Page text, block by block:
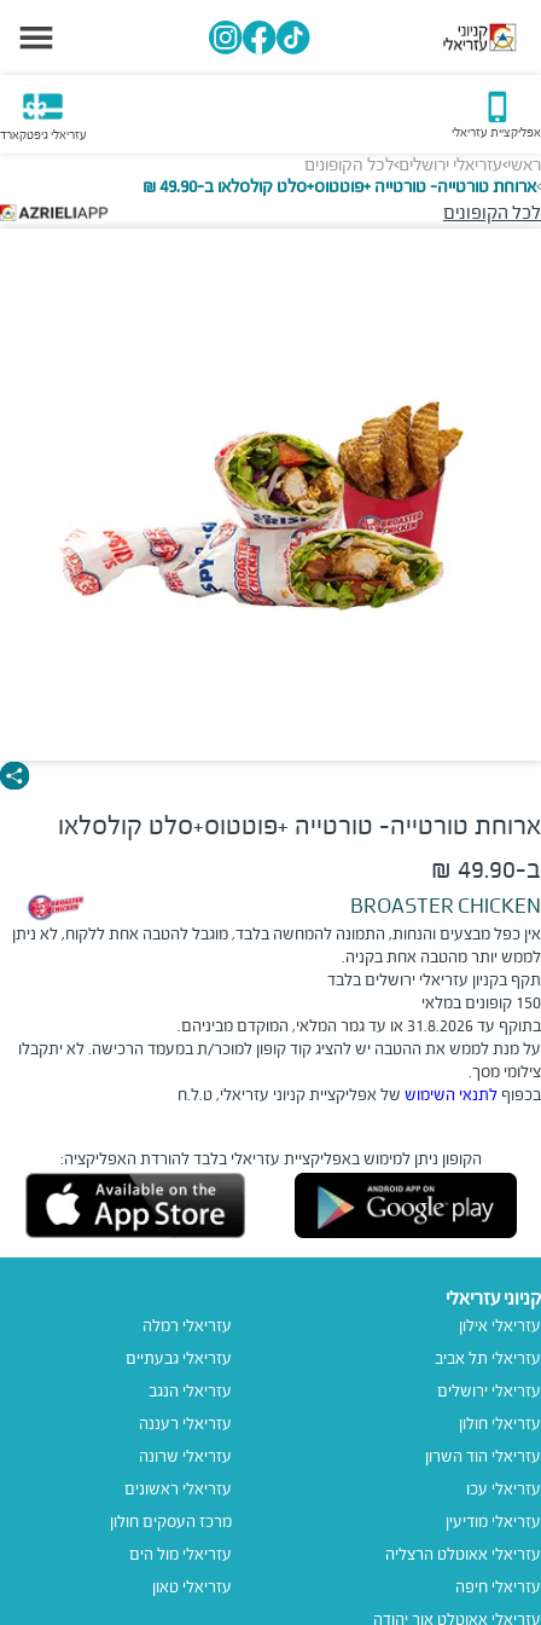
אפליקציית עזריאלי עזריאלי גיפטקארד
ראשי>עזריאלי ירושלים>לכל הקופונים
>ארוחת טורטייה- טורטייה +פוטטוס+סלט קולסלאו ב-49.90 ₪
לכל הקופונים
ארוחת טורטייה- טורטייה +פוטטוס+סלט קולסלאו
ב-49.90 ₪
BROASTER CHICKEN
אין כפל מבצעים והנחות, התמונה להמחשה בלבד, מוגבל להטבה אחת ללקוח, לא ניתן
לממש יותר מהטבה אחת בקניה.
תקף בקניון עזריאלי ירושלים בלבד
150 קופונים במלאי
בתוקף עד 31.8.2026 או עד גמר המלאי, המוקדם מביניהם.
על מנת לממש את ההטבה יש להציג קוד קופון למוכר/ת במעמד הרכישה. לא יתקבלו
צילומי מסך.
בכפוף לתנאי השימוש של אפליקציית קניוני עזריאלי, ט.ל.ח
הקופון ניתן למימוש באפליקציית עזריאלי בלבד להורדת האפליקציה:
קניוני עזריאלי
עזריאלי אילון
עזריאלי תל אביב
עזריאלי ירושלים
עזריאלי חולון
עזריאלי הוד השרון
עזריאלי עכו
עזריאלי מודיעין
עזריאלי אאוטלט הרצליה
עזריאלי חיפה
עזריאלי אאוטלט אור יהודה
עזריאלי רמלה
עזריאלי גבעתיים
עזריאלי הנגב
עזריאלי רעננה
עזריאלי שרונה
עזריאלי ראשונים
מרכז העסקים חולון
עזריאלי מול הים
עזריאלי טאון